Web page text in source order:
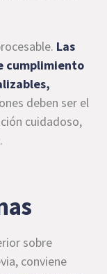
Las
cumplimiento
deben ser el
cuidadoso,
sobre
conviene